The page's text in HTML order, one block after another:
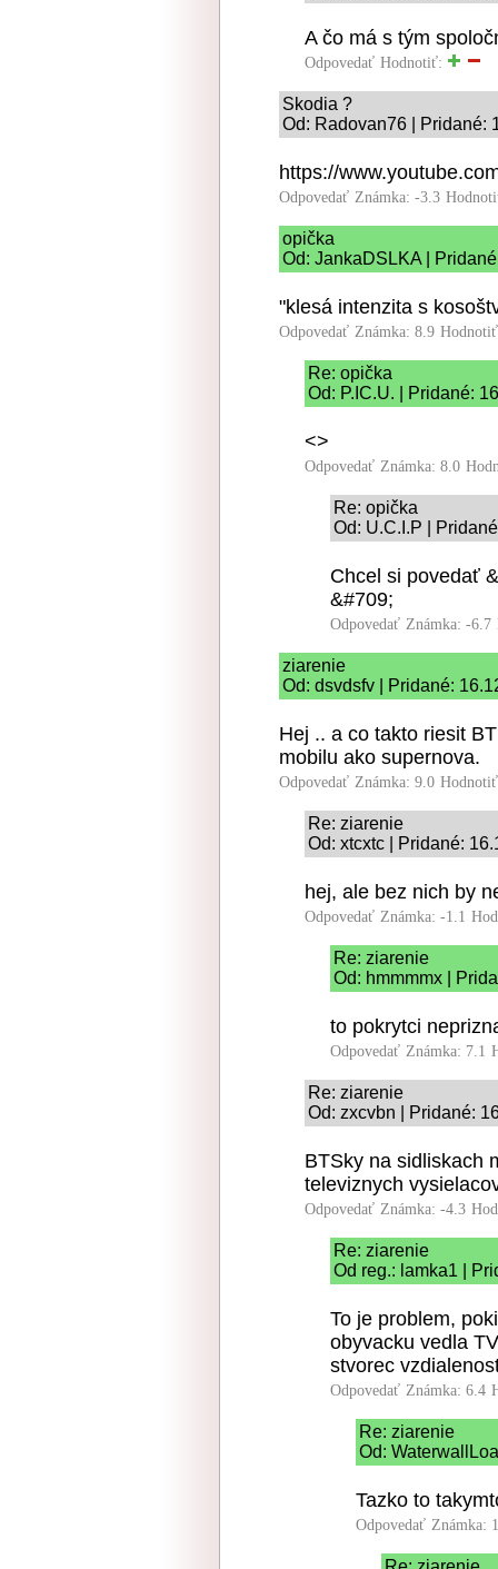
A čo má s tým
Odpovedať Hodnotiť:
Skodia ?
Od: Radovan76 | Pridané:
https://
Odpovedať Známka: -3.3
opička
Od: JankaDSLKA |
"klesá intenzita s
Odpovedať Známka: 8.9
Re: opička
Od: P.IC.U. | Pridané:
<>
Odpovedať Známka: 8.0
Re: opička
Od: U.C.I.P |
Chcel si povedať
&#709;
Odpovedať Známka: -6.7
ziarenie
Od: dsvdsfv | Pridané:
Hej .. a co takto riesit
mobilu ako supernova.
Odpovedať Známka: 9.0
Re: ziarenie
Od: xtcxtc | Pridané:
hej, ale bez nich by
Odpovedať Známka: -1.1
Re: ziarenie
Od: hmmmmx |
to pokrytci
Odpovedať Známka: 7.1
Re: ziarenie
Od: zxcvbn | Pridané:
BTSky na sidliskach
televiznych
Odpovedať Známka: -4.3
Re: ziarenie
Od reg.: lamka1 |
To je problem,
obyvacku vedla
stvorec
Odpovedať Známka: 6.4
Re: ziarenie
Od:
Tazko to
Odpovedať Známka: